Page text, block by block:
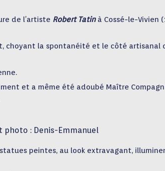
de l’artiste Robert Tatinà Cossé-le-Vivien
choyant la spontanéité et le côté artisanal
et a même été adoubé Maître
photo : Denis-Emmanuel
peintes, au look extravagant,